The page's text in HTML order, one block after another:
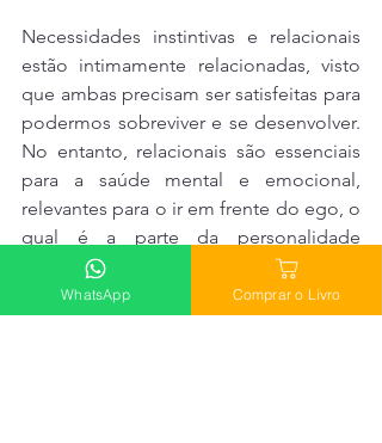
Necessidades instintivas e relacionais
estão intimamente relacionadas, visto
que ambas precisam ser satisfeitas para
podermos sobreviver e se desenvolver.
No entanto, relacionais são essenciais
para a saúde mental e emocional,
relevantes para o ir em frente do ego, o
qual é a parte da personalidade
responsável pela nossa adaptação ao
mundo. O ego precisa de amor,
aceitação e benquerença para se dilatar
WhatsApp Comprar o Livro